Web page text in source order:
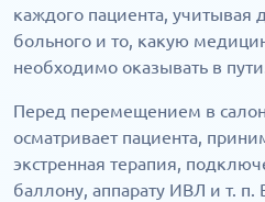
каждого пациента, учитывая
больного и то, какую
необходимо оказывать в
Перед перемещением в
осматривает пациента,
экстренная терапия,
баллону, аппарату ИВЛ и т. п.